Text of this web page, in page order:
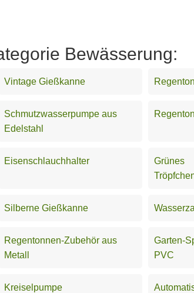
Bewässerung:
Vintage Gießkanne
Schmutzwasserpumpe aus
Edelstahl
Eisenschlauchhalter
Grünes
Silberne Gießkanne
Regentonnen-Zubehör aus
Metall
Garten-
PVC
Kreiselpumpe